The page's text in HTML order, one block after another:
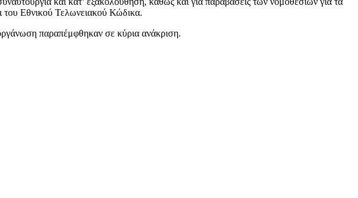
του Εθνικού Τελωνειακού Κώδικα.
παραπέμφθηκαν σε κύρια ανάκριση.